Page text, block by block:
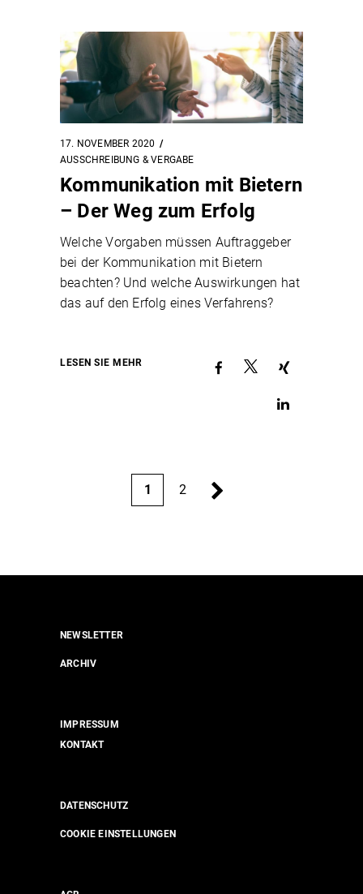
17. NOVEMBER 2020
AUSSCHREIBUNG & VERGABE
Kommunikation mit Bietern
– Der Weg zum Erfolg
Welche Vorgaben müssen Auftraggeber
bei der Kommunikation mit Bietern
beachten? Und welche Auswirkungen hat
das auf den Erfolg eines Verfahrens?
LESEN SIE MEHR
1 2
NEWSLETTER
ARCHIV
IMPRESSUM
KONTAKT
DATENSCHUTZ
COOKIE EINSTELLUNGEN